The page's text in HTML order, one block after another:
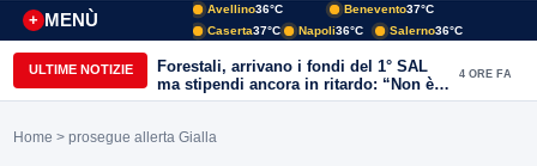
MENÙ
+
Avellino36°C Benevento37°C
Caserta37°C Napoli36°C Salerno36°C
ULTIME NOTIZIE
Forestali, arrivano i fondi del 1° SAL
ma stipendi ancora in ritardo: “Non è
più sostenibile”
4 ORE FA
Home > prosegue allerta Gialla